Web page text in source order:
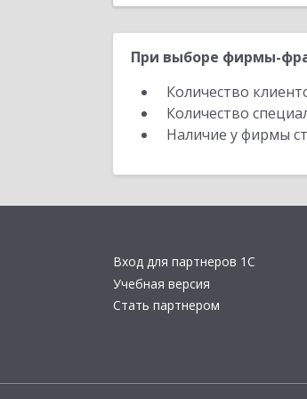
При выборе фирмы-
Количество
Количество
Наличие у фирмы
Вход для партнеров 1С
Учебная версия
Стать партнером